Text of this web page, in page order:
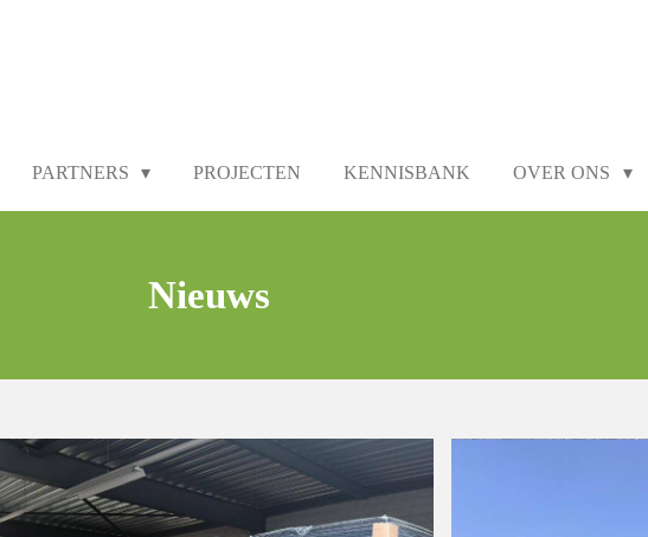
PARTNERS PROJECTEN KENNISBANK OVER ONS
Nieuws